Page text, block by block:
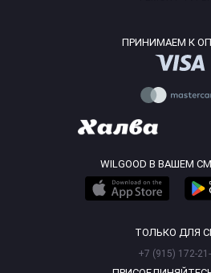
ПРИНИМАЕМ К
WILGOOD В ВАШЕМ
ТОЛЬКО ДЛЯ
+7 (915) 172-